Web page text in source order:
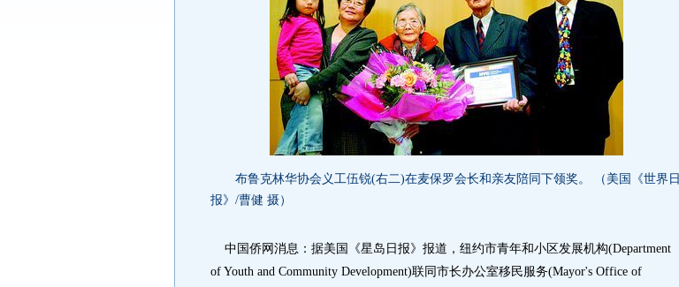
布鲁克林华协会义工伍锐(右二)在麦保罗会长和亲友陪同下领奖。 （美国《世界日
报》/曹健 摄）
中国侨网消息：据美国《星岛日报》报道，纽约市青年和小区发展机构(Department
of Youth and Community Development)联同市长办公室移民服务(Mayor's Office of